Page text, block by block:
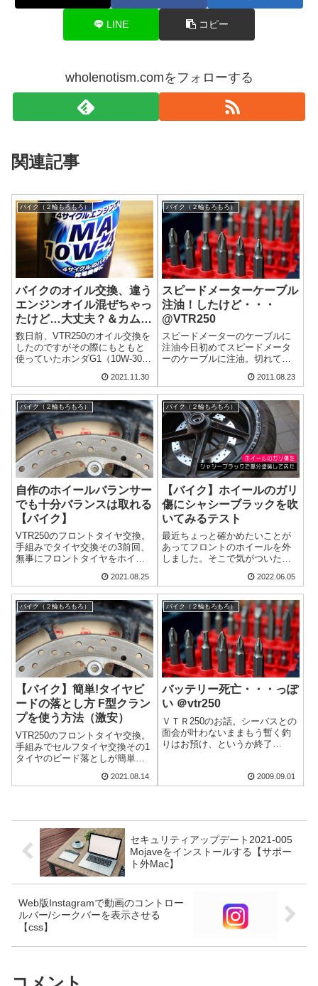
LINE コピー
wholenotism.comをフォローする
関連記事
バイク（２輪もろもろ）
バイクのオイル交換、違う
エンジンオイル混ぜちゃっ
たけど…大丈夫？＆カムチ
ェーンテンショナーの話
数日前、VTR250のオイル交換を
したのですがその際にもともと
使っていたホンダG1（10W-30）
（10W-40）を混ぜてしまいまし
た。粘度の違うオイルを混ぜて
果たして大丈夫なのでしょう
か・・・
2021.11.30
バイク（２輪もろもろ）
スピードメーターケーブル
注油！したけど・・・
@VTR250
スピードメーターのケーブルに
注油今日初めてスピードメータ
ーのケーブルに注油。切れてし
と言われやってみた。実際に簡
単だった。な・の・だ・
が・・・ホイール側はネジ一本
で固定されている。作業もあっ
さり終わったので取り付...
2011.08.23
バイク（２輪もろもろ）
自作のホイールバランサー
でも十分バランスは取れる
【バイク】
VTR250のフロントタイヤ交換。
手組みでタイヤ交換その3前回、
無事にフロントタイヤをホイー
タイヤ自体の交換は完了。ここ
まで来たらあともう少し。次は
ホイールバランスを取っていき
ます。今回は自作したホイール
バランサ...
2021.08.25
バイク（２輪もろもろ）
【バイク】ホイールのガリ
傷にシャシーブラックを吹
いてみるテスト
最近ちょっと確かめたいことが
あってフロントのホイールを外
しました。そこで気がついたの
ヤ交換にトライした時つけてし
まったものです。いつか塗装し
ようとシャシーブラックのスプ
レー缶は購入していたのです
が、普段あまり注目...
2022.06.05
バイク（２輪もろもろ）
【バイク】簡単!タイヤビ
ードの落とし方 F型クラン
プを使う方法（激安）
VTR250のフロントタイヤ交換。
手組みでセルフタイヤ交換その1
タイヤのビード落としが簡単に
レーカーとか要りません！（い
ました。最...
2021.08.14
バイク（２輪もろもろ）
バッテリー死亡・・・っぽ
い ＠vtr250
ＶＴＲ250のお話。シーバスとの
面会が叶わないままもう暫く釣
りはお預け、というか終了
こ雨も降らせてくれたので、も
しかしたら？と出撃しようとし
2009.09.01
セキュリティアップデート2021-005
Mojaveをインストールする【サポー
ト外Mac】
Web版Instagramで動画のコントロー
ルバー/シークバーを表示させる
【css】